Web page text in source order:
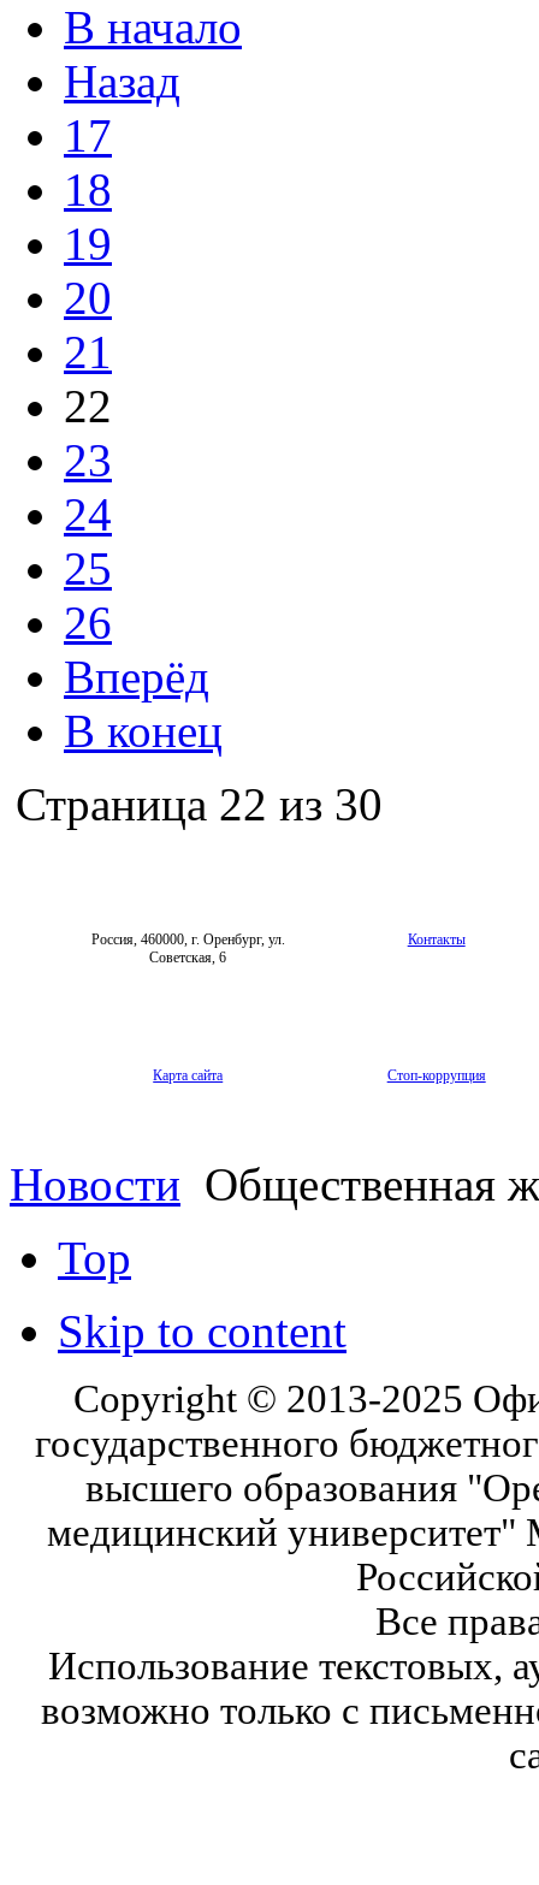
В начало
Назад
17
18
19
20
21
22
23
24
25
26
Вперёд
В конец
Страница 22 из 30
Россия, 460000, г. Оренбург, ул.
Советская, 6
Контакты
Карта сайта Стоп-коррупция
Новости Общественная
Top
Skip to content
Copyright © 2013-2025
государственного
высшего образования
медицинский университет"
Все
Использование текстовых,
возможно только с